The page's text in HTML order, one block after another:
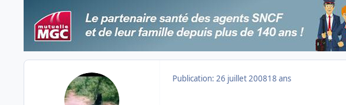
Publication: 26 juillet 200818 ans